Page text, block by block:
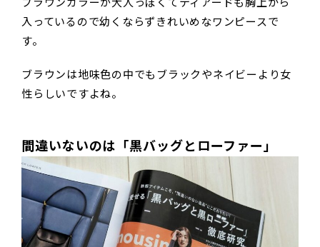
入っているので幼くならずきれいめなワンピースで
す。
ブラウンは地味色の中でもブラックやネイビーより女
性らしいですよね。
間違いないのは「黒バッグとローファー」